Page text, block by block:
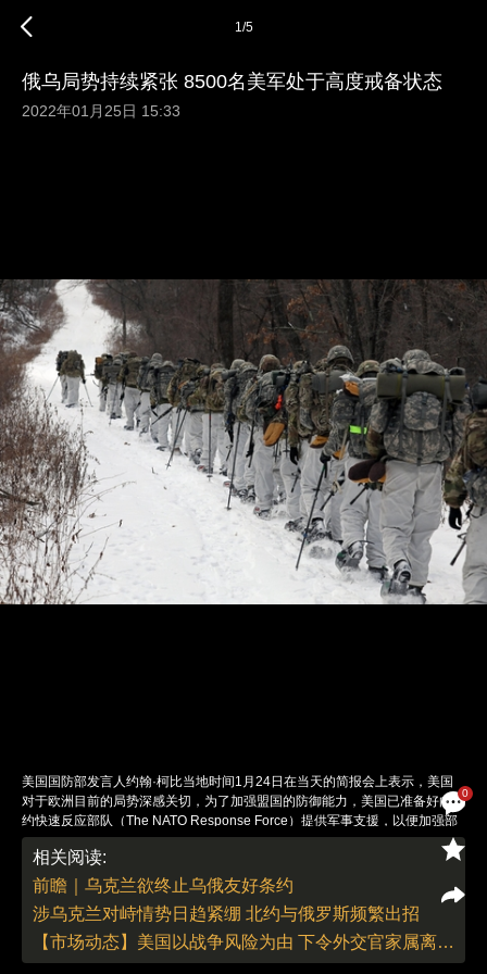
0
1/5
俄乌局势持续紧张 8500名美军处于高度戒备状态
2022年01月25日 15:33
美国国防部发言人约翰·柯比当地时间1月24日在当天的简报会上表示，美国
对于欧洲目前的局势深感关切，为了加强盟国的防御能力，美国已准备好向北
约快速反应部队（The NATO Response Force）提供军事支援，以便加强部
署，在必要时提供帮助。图/IC PHOTO
责任编辑：刘青 | 版面编辑：刘青
相关阅读:
前瞻｜乌克兰欲终止乌俄友好条约
涉乌克兰对峙情势日趋紧绷 北约与俄罗斯频繁出招
【市场动态】美国以战争风险为由 下令外交官家属离开乌克兰